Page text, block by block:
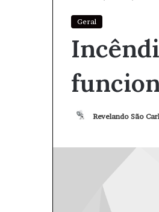
Geral
Revelando São